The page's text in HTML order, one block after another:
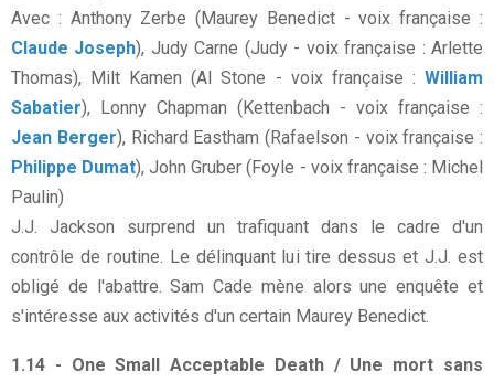
Avec : Anthony Zerbe (Maurey Benedict - voix française :
Claude Joseph), Judy Carne (Judy - voix française : Arlette
Thomas), Milt Kamen (Al Stone - voix française : William
Sabatier), Lonny Chapman (Kettenbach - voix française :
Jean Berger), Richard Eastham (Rafaelson - voix française :
Philippe Dumat), John Gruber (Foyle - voix française : Michel
Paulin)
J.J. Jackson surprend un trafiquant dans le cadre d'un
contrôle de routine. Le délinquant lui tire dessus et J.J. est
obligé de l'abattre. Sam Cade mène alors une enquête et
s'intéresse aux activités d'un certain Maurey Benedict.
1.14 - One Small Acceptable Death / Une mort sans